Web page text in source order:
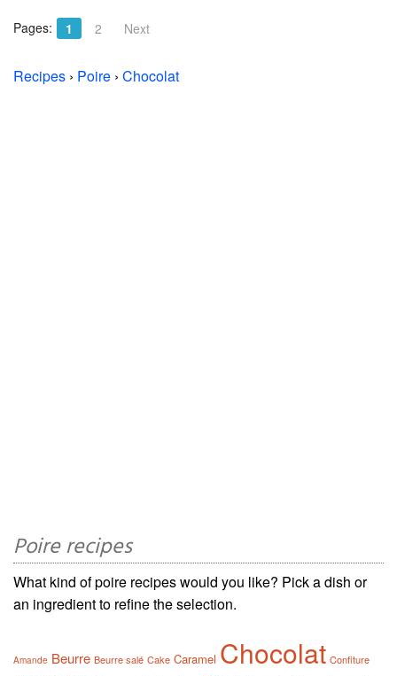
Pages: 1 2 Next
Recipes › Poire › Chocolat
Poire recipes
What kind of poire recipes would you like? Pick a dish or
an ingredient to refine the selection.
Amande Beurre Beurre salé Cake Caramel Chocolat Confiture